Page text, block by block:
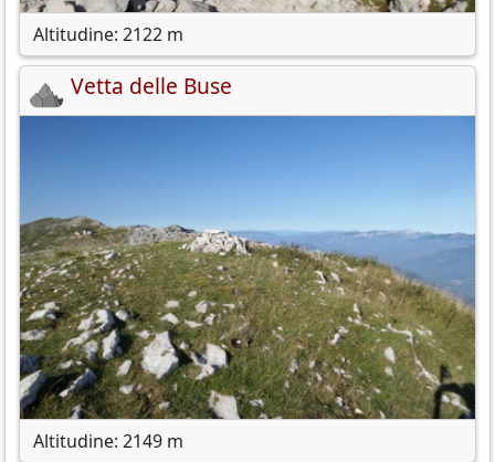
Altitudine: 2122 m
Vetta delle Buse
Altitudine: 2149 m